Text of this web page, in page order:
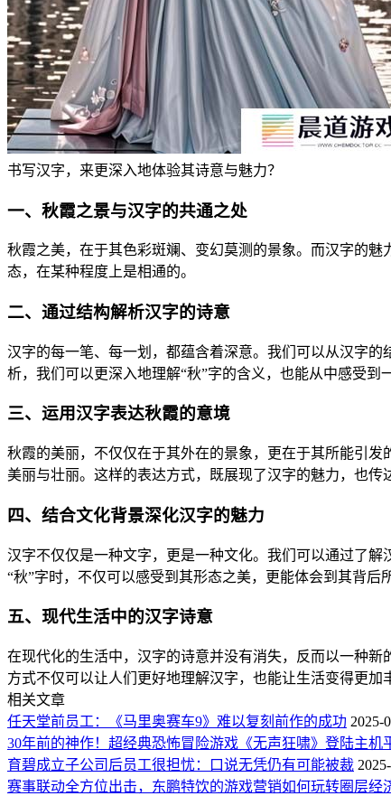
书写汉字，来更深入地体验其诗意与魅力？
一、秋霞之景与汉字的共通之处
秋霞之美，在于其色彩斑斓、变幻莫测的景象。而汉字的
态，在某种程度上是相通的。
二、通过结构解析汉字的诗意
汉字的每一笔、每一划，都蕴含着深意。我们可以从汉字
析，我们可以更深入地理解“秋”字的含义，也能从中感受到
三、运用汉字表达秋霞的意境
秋霞的美丽，不仅仅在于其外在的景象，更在于其所能引
美丽与壮丽。这样的表达方式，既展现了汉字的魅力，也传
四、结合文化背景深化汉字的魅力
汉字不仅仅是一种文字，更是一种文化。我们可以通过了
“秋”字时，不仅可以感受到其形态之美，更能体会到其背后
五、现代生活中的汉字诗意
在现代化的生活中，汉字的诗意并没有消失，反而以一种
方式不仅可以让人们更好地理解汉字，也能让生活变得更加
相关文章
任天堂前员工：《马里奥赛车9》难以复刻前作的成功 2025-
30年前的神作！超经典恐怖冒险游戏《无声狂啸》登陆主机
育碧成立子公司后员工很担忧：口说无凭仍有可能被裁
赛事联动全方位出击，东鹏特饮的游戏营销如何玩转圈层经